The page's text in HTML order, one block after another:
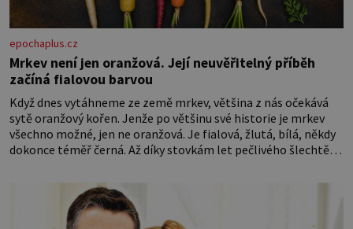
epochaplus.cz
Mrkev není jen oranžová. Její neuvěřitelný příběh
začíná fialovou barvou
Když dnes vytáhneme ze země mrkev, většina z nás očekává
sytě oranžový kořen. Jenže po většinu své historie je mrkev
všechno možné, jen ne oranžová. Je fialová, žlutá, bílá, někdy
dokonce téměř černá. Až díky stovkám let pečlivého šlechtění
nedokážeme představit. Její příběh je